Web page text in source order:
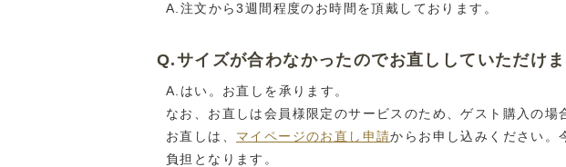
A.注文から3週間程度のお時間を頂戴しております。
Q.サイズが合わなかったのでお直ししていただけま
A.はい。お直しを承ります。
なお、お直しは会員様限定のサービスのため、ゲスト購入の場
お直しは、 マイページのお直し申請からお申し込みください。
負担となります。